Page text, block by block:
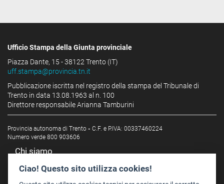
Ufficio Stampa della Giunta provinciale
Piazza Dante, 15 - 38122 Trento (IT)
uff.stampa@provincia.tn.it
Pubblicazione iscritta nel registro della stampa del Tribunale di
Trento in data 13.08.1963 al n. 100
Direttore responsabile Arianna Tamburini
Provincia autonoma di Trento - C.F. e P.IVA: 00337460224
Numero verde 800 903606
Chi siamo
Redazione
Staff
Ciao! Questo sito utilizza cookies!